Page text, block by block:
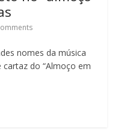
nomes da música
do “Almoço em